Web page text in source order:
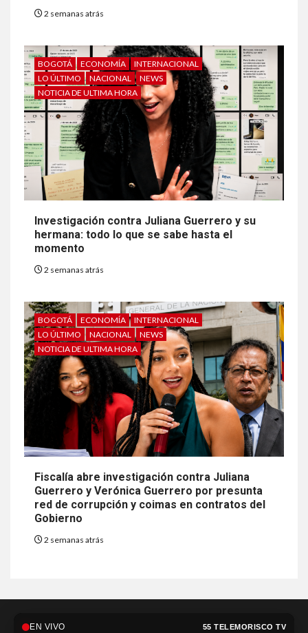
2 semanas atrás
BOGOTÁ ECONOMÍA
INTERNACIONAL
LO ÚLTIMO
NACIONAL
NEWS
NOTICIA DE ULTIMA HORA
Investigación contra Juliana Guerrero y su
hermana: todo lo que se sabe hasta el
momento
2 semanas atrás
BOGOTÁ ECONOMÍA
INTERNACIONAL
LO ÚLTIMO
NACIONAL
NEWS
NOTICIA DE ULTIMA HORA
Fiscalía abre investigación contra Juliana
Guerrero y Verónica Guerrero por presunta
red de corrupción y coimas en contratos del
Gobierno
2 semanas atrás
EN VIVO 55 TELEMORISCO TV